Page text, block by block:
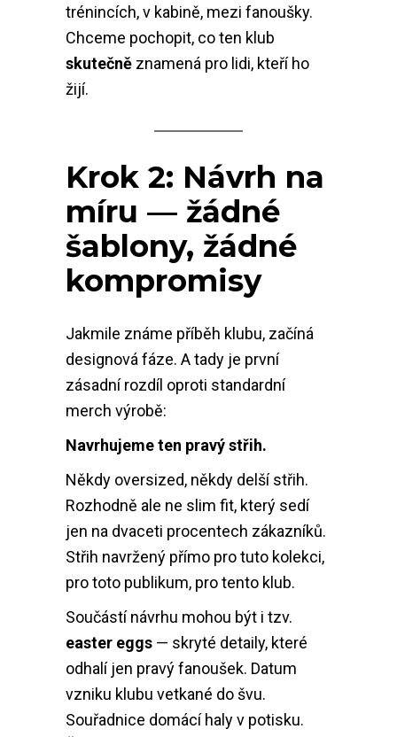
trénincích, v kabině, mezi fanoušky.
Chceme pochopit, co ten klub
skutečně znamená pro lidi, kteří ho
žijí.
Krok 2: Návrh na
míru — žádné
šablony, žádné
kompromisy
Jakmile známe příběh klubu, začíná
designová fáze. A tady je první
zásadní rozdíl oproti standardní
merch výrobě:
Navrhujeme ten pravý střih.
Někdy oversized, někdy delší střih.
Rozhodně ale ne slim fit, který sedí
jen na dvaceti procentech zákazníků.
Střih navržený přímo pro tuto kolekci,
pro toto publikum, pro tento klub.
Součástí návrhu mohou být i tzv.
easter eggs — skryté detaily, které
odhalí jen pravý fanoušek. Datum
vzniku klubu vetkané do švu.
Souřadnice domácí haly v potisku.